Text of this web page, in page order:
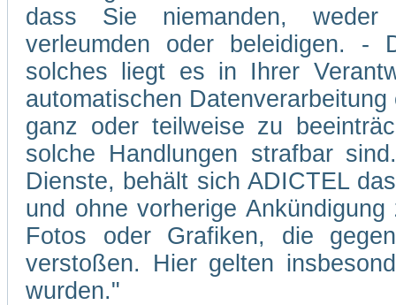
dass Sie niemanden, weder
verleumden oder beleidigen. -
solches liegt es in Ihrer
automatischen
ganz oder teilweise zu
solche Handlungen strafbar
Dienste, behält sich ADICTEL
und ohne vorherige
Fotos oder Grafiken, die
verstoßen. Hier gelten
wurden."